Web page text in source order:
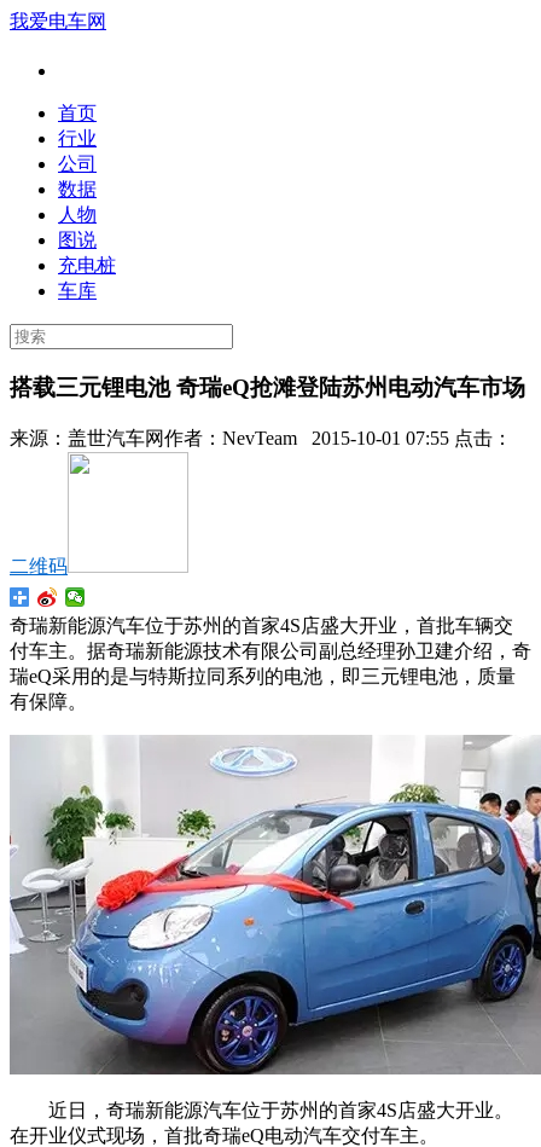
我爱电车网
首页
行业
公司
数据
人物
图说
充电桩
车库
搭载三元锂电池 奇瑞eQ抢滩登陆苏州电动汽车市场
来源： 盖世汽车网作者： NevTeam 2015-10-01 07:55 点击：
二维码
奇瑞新能源汽车位于苏州的首家4S店盛大开业，首批车辆交
付车主。据奇瑞新能源技术有限公司副总经理孙卫建介绍，奇
瑞eQ采用的是与特斯拉同系列的电池，即三元锂电池，质量
有保障。
近日，奇瑞新能源汽车位于苏州的首家4S店盛大开业。
在开业仪式现场，首批奇瑞eQ电动汽车交付车主。